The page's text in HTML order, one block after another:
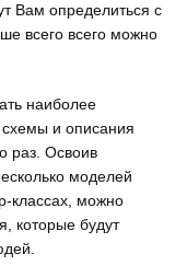
Вам определиться с
всего всего можно
наиболее
и описания
раз. Освоив
моделей
классах, можно
которые будут